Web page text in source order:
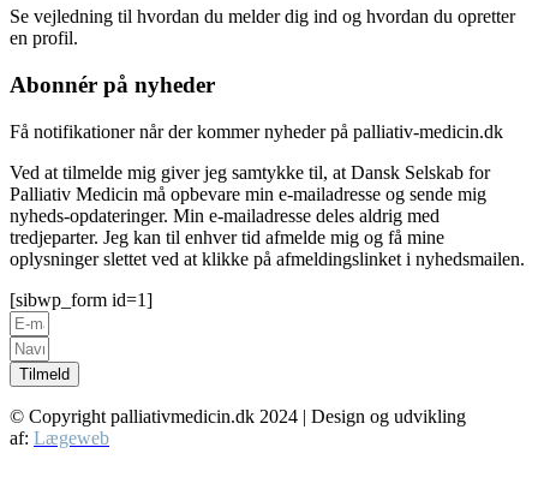
Se vejledning til hvordan du melder dig ind og hvordan du opretter
en profil.
Abonnér på nyheder
Få notifikationer når der kommer nyheder på palliativ-medicin.dk
Ved at tilmelde mig giver jeg samtykke til, at Dansk Selskab for
Palliativ Medicin må opbevare min e-mailadresse og sende mig
nyheds-opdateringer. Min e-mailadresse deles aldrig med
tredjeparter. Jeg kan til enhver tid afmelde mig og få mine
oplysninger slettet ved at klikke på afmeldingslinket i nyhedsmailen.
[sibwp_form id=1]
Tilmeld
© Copyright palliativmedicin.dk 2024 | Design og udvikling
af: Lægeweb